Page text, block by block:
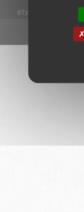
6Tzen ©2015 - Tous
Ce